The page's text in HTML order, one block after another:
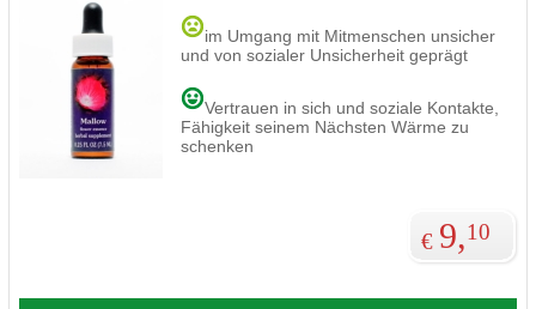
im Umgang mit Mitmenschen unsicher
und von sozialer Unsicherheit geprägt
Vertrauen in sich und soziale Kontakte,
Fähigkeit seinem Nächsten Wärme zu
schenken
€ 9,10